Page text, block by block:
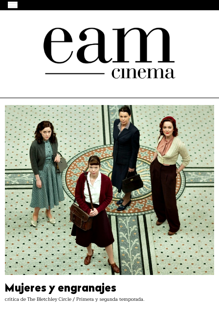
Mujeres y engranajes
crítica de The Bletchley Circle / Primera y segunda temporada.